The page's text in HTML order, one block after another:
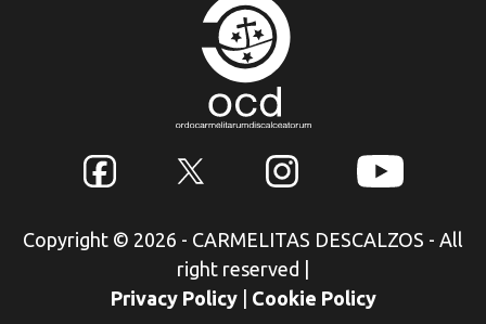
Copyright © 2026 - CARMELITAS DESCALZOS - All
right reserved
Privacy Policy
Cookie Policy